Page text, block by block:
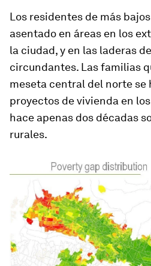
Los residentes de más
asentado en áreas en los
la ciudad, y en las laderas
circundantes. Las familias
meseta central del norte se
proyectos de vivienda en
hace apenas dos décadas
rurales.